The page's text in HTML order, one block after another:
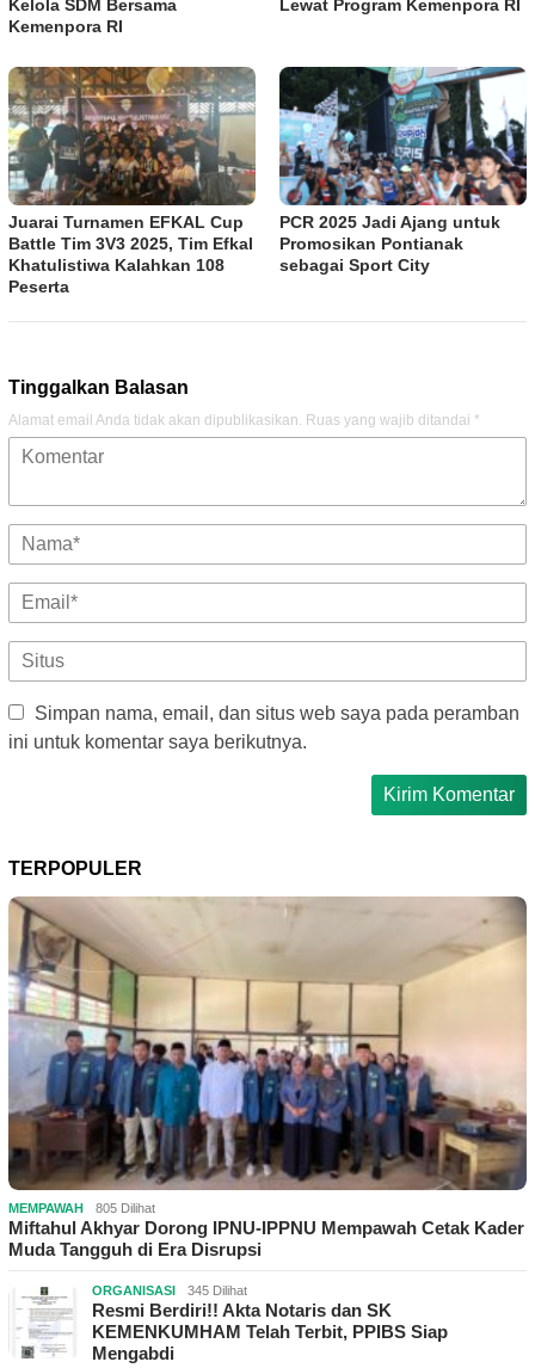
Kelola SDM Bersama
Kemenpora RI
Lewat Program Kemenpora RI
Juarai Turnamen EFKAL Cup
Battle Tim 3V3 2025, Tim Efkal
Khatulistiwa Kalahkan 108
Peserta
PCR 2025 Jadi Ajang untuk
Promosikan Pontianak
sebagai Sport City
Tinggalkan Balasan
Alamat email Anda tidak akan dipublikasikan. Ruas yang wajib ditandai *
Simpan nama, email, dan situs web saya pada peramban
ini untuk komentar saya berikutnya.
TERPOPULER
MEMPAWAH 805 Dilihat
Miftahul Akhyar Dorong IPNU-IPPNU Mempawah Cetak Kader
Muda Tangguh di Era Disrupsi
ORGANISASI 345 Dilihat
Resmi Berdiri!! Akta Notaris dan SK
KEMENKUMHAM Telah Terbit, PPIBS Siap
Mengabdi